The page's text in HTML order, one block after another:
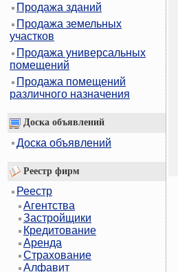
Продажа зданий
Продажа земельных
участков
Продажа универсальных
помещений
Продажа помещений
различного назначения
Доска объявлений
Доска объявлений
Реестр фирм
Реестр
Агентства
Застройщики
Кредитование
Аренда
Страхование
Алфавит